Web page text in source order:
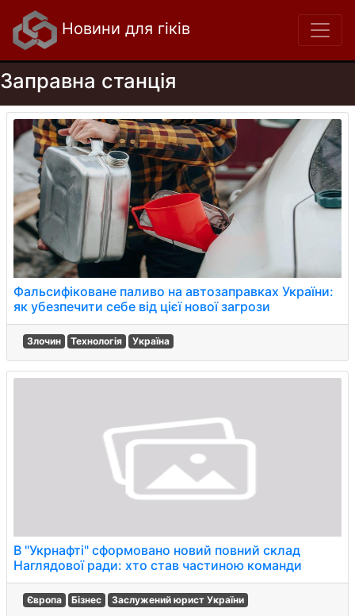
Новини для гіків
Заправна станція
Фальсифіковане паливо на автозаправках України:
як убезпечити себе від цієї нової загрози
Злочин Технологія Україна
В "Укрнафті" сформовано новий повний склад
Наглядової ради: хто став частиною команди
Європа Бізнес Заслужений юрист України